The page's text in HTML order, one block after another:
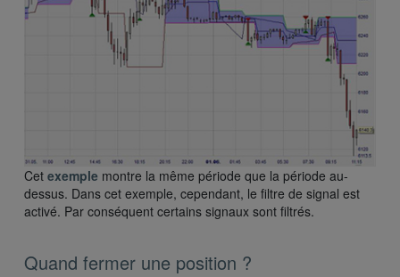
Cet exemple montre la même période que la période au-
dessus. Dans cet exemple, cependant, le filtre de signal est
activé. Par conséquent certains signaux sont filtrés.
Quand fermer une position ?